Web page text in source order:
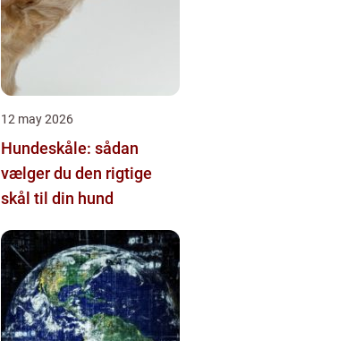
12 may 2026
Hundeskåle: sådan
vælger du den rigtige
skål til din hund